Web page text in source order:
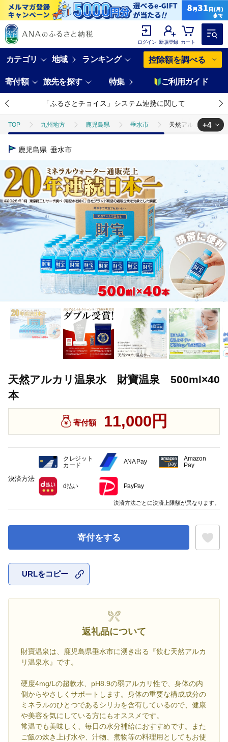
ログイン 新規登録 カート
カテゴリ 地域 ランキング 控除額を調べる
寄付額 旅先を探す 特集 ご利用ガイド
「ふるさとチョイス」システム連携に関して
TOP 九州地方 鹿児島県 垂水市 天然アルカリ温泉
TOP
天然アルカリ温泉水 財寶温泉
TOP 飲料（酒以外） 天然アルカリ温泉水 財寶温泉 500ml×40
TOP 飲料（酒以外） 水 天然アルカリ温泉水 財寶温泉
+4
鹿児島県 垂水市
天然アルカリ温泉水 財寶温泉 500ml×40
本
寄付額 11,000円
寄付をする
URLをコピー
返礼品について
財寶温泉は、鹿児島県垂水市に湧き出る『飲む天然アルカ
リ温泉水』です。
硬度4mg/Lの超軟水、pH8.9の弱アルカリ性で、身体の内
側からやさしくサポートします。身体の重要な構成成分の
ミネラルのひとつであるシリカを含有しているので、健康
や美容を気にしている方にもオススメです。
常温でも美味しく、毎日の水分補給におすすめです。また
ご飯の炊き上げ水や、汁物、煮物等の料理用としてもお使
決済方法
クレジット
カード
ANA Pay
Amazon
Pay
d払い PayPay
決済方法ごとに決済上限額が異なります。